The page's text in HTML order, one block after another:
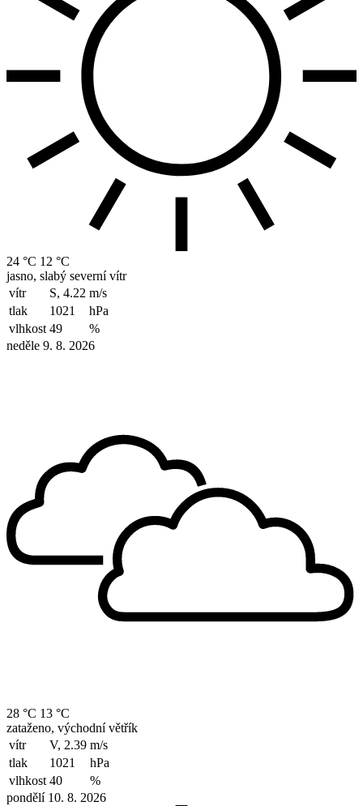
24 °C 12 °C
jasno, slabý severní vítr
vítr
S, 4.22 m/s
tlak
1021
hPa
vlhkost 49
%
neděle 9. 8. 2026
28 °C 13 °C
zataženo, východní větřík
vítr
V, 2.39 m/s
tlak
1021
hPa
vlhkost 40
%
pondělí 10. 8. 2026